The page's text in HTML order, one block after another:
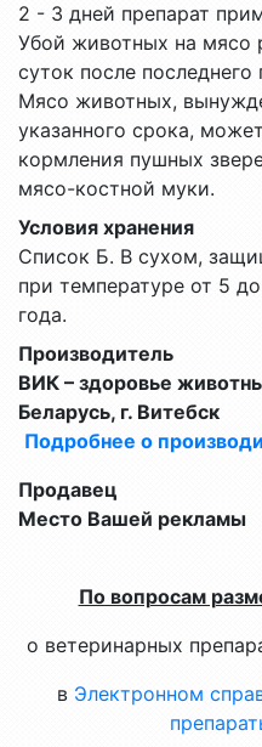
2 - 3 дней препарат
Убой животных на мясо
суток после
Мясо животных,
указанного срока,
кормления пушных
мясо-костной муки.
Условия хранения
Список Б. В сухом,
при температуре от 5
года.
Производитель
ВИК – здоровье
Беларусь, г. Витебск
Подробнее о
Продавец
Место Вашей рекламы
По вопросам
о ветеринарных
в Электронном